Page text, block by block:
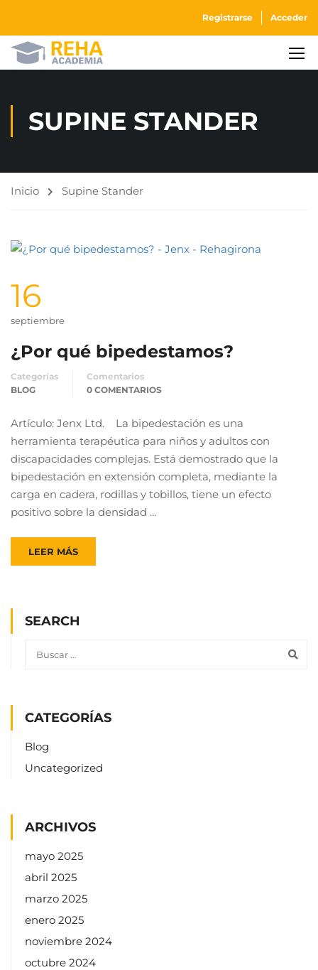
Registrarse Acceder
SUPINE STANDER
Inicio Supine Stander
16
septiembre
¿Por qué bipedestamos?
Categorías
BLOG
Comentarios
0 COMENTARIOS
Artículo: Jenx Ltd. La bipedestación es una
herramienta terapéutica para niños y adultos con
discapacidades complejas. Está demostrado que la
bipedestación en extensión completa, mediante la
carga en cadera, rodillas y tobillos, tiene un efecto
positivo sobre la densidad …
LEER MÁS
SEARCH
CATEGORÍAS
Blog
Uncategorized
ARCHIVOS
mayo 2025
abril 2025
marzo 2025
enero 2025
noviembre 2024
octubre 2024